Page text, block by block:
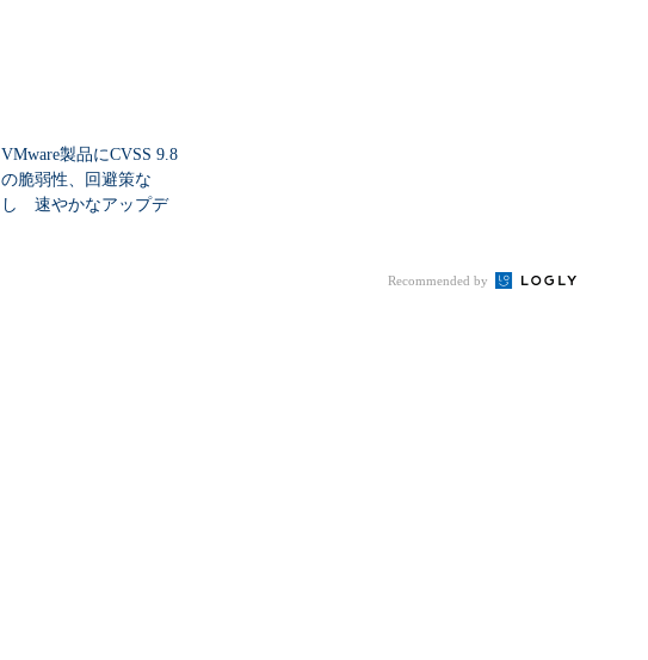
VMware製品にCVSS 9.8
の脆弱性、回避策な
し 速やかなアップデ
Recommended by